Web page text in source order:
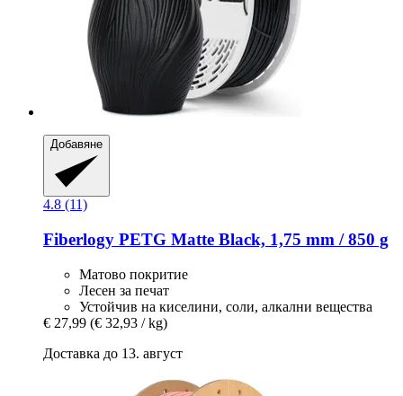
Добавяне
4.8 (11)
Fiberlogy PETG Matte Black, 1,75 mm / 850 g
Матово покритие
Лесен за печат
Устойчив на киселини, соли, алкални вещества
€ 27,99 (€ 32,93 / kg)
Доставка до 13. август